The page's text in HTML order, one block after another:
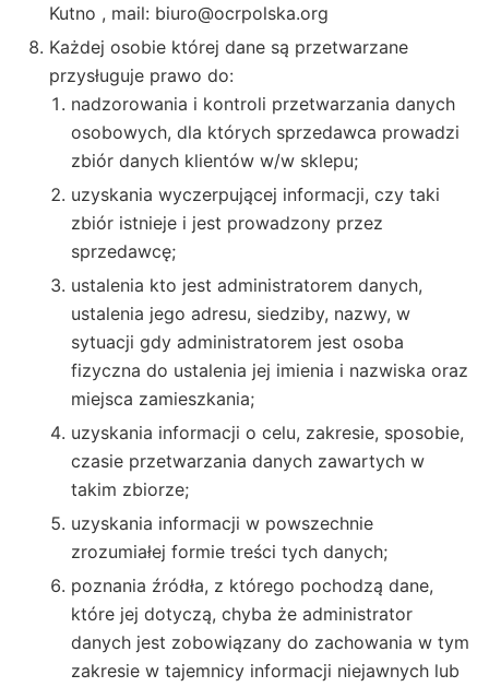
Kutno , mail: biuro@ocrpolska.org
Każdej osobie której dane są przetwarzane
przysługuje prawo do:
nadzorowania i kontroli przetwarzania danych
osobowych, dla których sprzedawca prowadzi
zbiór danych klientów w/w sklepu;
uzyskania wyczerpującej informacji, czy taki
zbiór istnieje i jest prowadzony przez
sprzedawcę;
ustalenia kto jest administratorem danych,
ustalenia jego adresu, siedziby, nazwy, w
sytuacji gdy administratorem jest osoba
fizyczna do ustalenia jej imienia i nazwiska oraz
miejsca zamieszkania;
uzyskania informacji o celu, zakresie, sposobie,
czasie przetwarzania danych zawartych w
takim zbiorze;
uzyskania informacji w powszechnie
zrozumiałej formie treści tych danych;
poznania źródła, z którego pochodzą dane,
które jej dotyczą, chyba że administrator
danych jest zobowiązany do zachowania w tym
zakresie w tajemnicy informacji niejawnych lub